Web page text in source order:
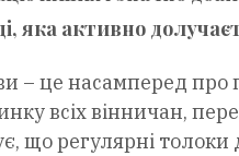
яка активно
– це насамперед
всіх вінничан,
що регулярні